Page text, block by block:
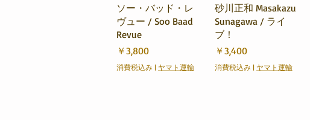
クイックビュー
ソー・バッド・レ
ヴュー / Soo Baad
Revue
価格
￥3,800
消費税込み | ヤマト運輸
クイックビュー
砂川正和 Masakazu
Sunagawa / ライ
ブ！
価格
￥3,400
消費税込み| ヤマト運輸